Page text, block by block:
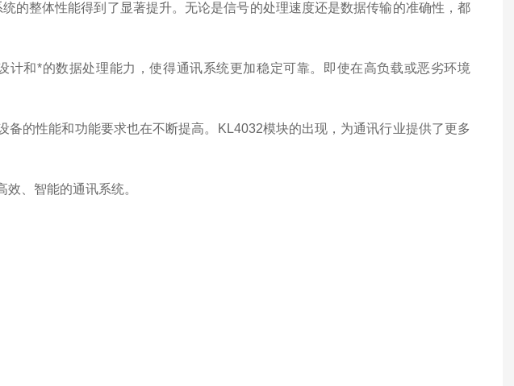
的整体性能得到了显著提升。无论是信号的处理速度还是数据传输的准确性，都
计和*的数据处理能力，使得通讯系统更加稳定可靠。即使在高负载或恶劣环境
备的性能和功能要求也在不断提高。KL4032模块的出现，为通讯行业提供了更多
、智能的通讯系统。